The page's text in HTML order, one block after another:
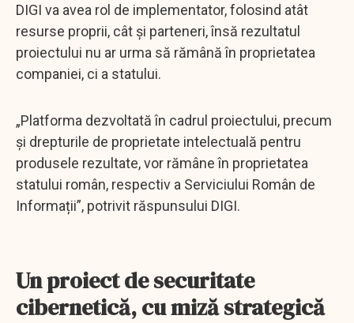
DIGI va avea rol de implementator, folosind atât
resurse proprii, cât și parteneri, însă rezultatul
proiectului nu ar urma să rămână în proprietatea
companiei, ci a statului.
„Platforma dezvoltată în cadrul proiectului, precum
și drepturile de proprietate intelectuală pentru
produsele rezultate, vor rămâne în proprietatea
statului român, respectiv a Serviciului Român de
Informații”, potrivit răspunsului DIGI.
Un proiect de securitate
cibernetică, cu miză strategică